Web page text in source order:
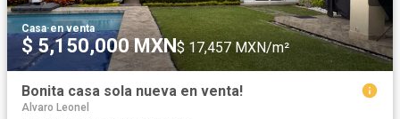
Casa·en venta
$ 5,150,000 MXN$ 17,457 MXN/m²
Bonita casa sola nueva en venta!
Alvaro Leonel